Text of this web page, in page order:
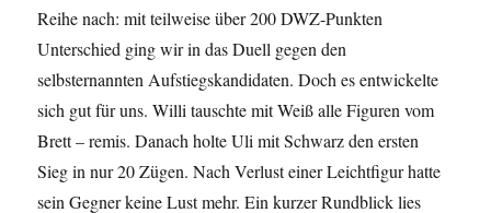
Reihe nach: mit teilweise über 200 DWZ-Punkten
Unterschied ging wir in das Duell gegen den
selbsternannten Aufstiegskandidaten. Doch es entwickelte
sich gut für uns. Willi tauschte mit Weiß alle Figuren vom
Brett – remis. Danach holte Uli mit Schwarz den ersten
Sieg in nur 20 Zügen. Nach Verlust einer Leichtfigur hatte
sein Gegner keine Lust mehr. Ein kurzer Rundblick lies